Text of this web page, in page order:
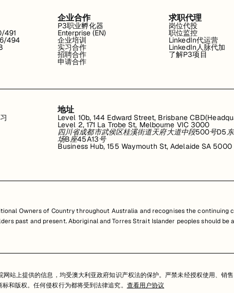
491
494
企业合作
P3职业孵化器
Enterprise (EN)
企业培训
实习合作
招聘合作
申请合作
求职代理
岗位代投
职位监控
LinkedIn代运营
LinkedIn人脉代加
了解P3项目
地址
Level 10b, 144 Edward Street, Brisbane
Level 2, 171 La Trobe St, Melbourne VIC 3000
四川省成都市武侯区桂溪街道天府大道中段500号D5
场B座45A13号
Business Hub, 155 Waymouth St, Adelaide SA 5000
Owners of Country throughout Australia and recognises the
past and present. Aboriginal and Torres Strait Islander peoples should
站上提供的信息，均受澳大利亚政府知识产权法的保护。严禁未经授权使用、
和版权。任何侵权行为都将受到法律追究。 查看用户协议